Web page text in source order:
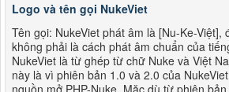
Logo và tên gọi NukeViet
Tên gọi: NukeViet phát âm là [Nu-Ke-Việt],
không phải là cách phát âm chuẩn của
NukeViet là từ ghép từ chữ Nuke và Việt
này là vì phiên bản 1.0 và 2.0 của